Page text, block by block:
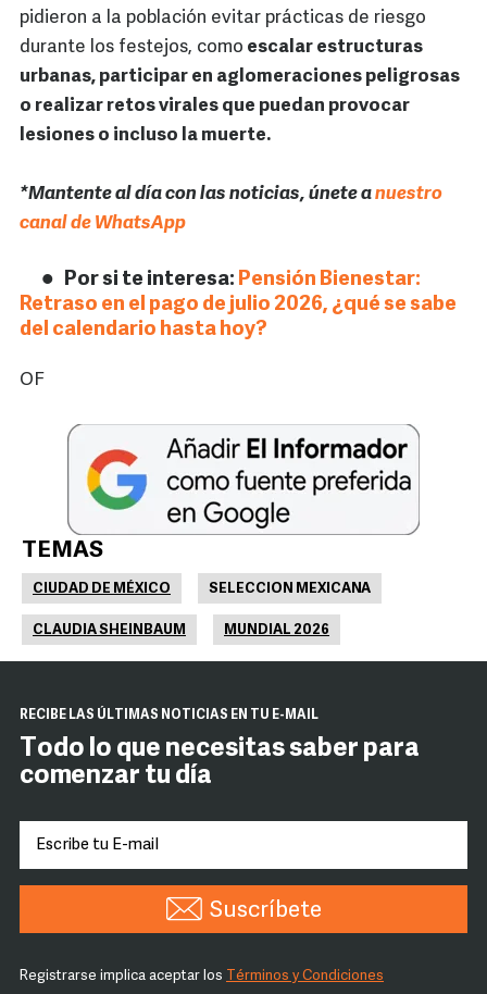
pidieron a la población evitar prácticas de riesgo
durante los festejos, como escalar estructuras
urbanas, participar en aglomeraciones peligrosas
o realizar retos virales que puedan provocar
lesiones o incluso la muerte.
*Mantente al día con las noticias, únete anuestro
canal de WhatsApp
Por si te interesa: Pensión Bienestar:
Retraso en el pago de julio 2026, ¿qué se sabe
del calendario hasta hoy?
OF
TEMAS
CIUDAD DE MÉXICO SELECCION MEXICANA
CLAUDIA SHEINBAUM MUNDIAL 2026
RECIBE LAS ÚLTIMAS NOTICIAS EN TU E-MAIL
Todo lo que necesitas saber para
comenzar tu día
Suscríbete
Registrarse implica aceptar los Términos y Condiciones